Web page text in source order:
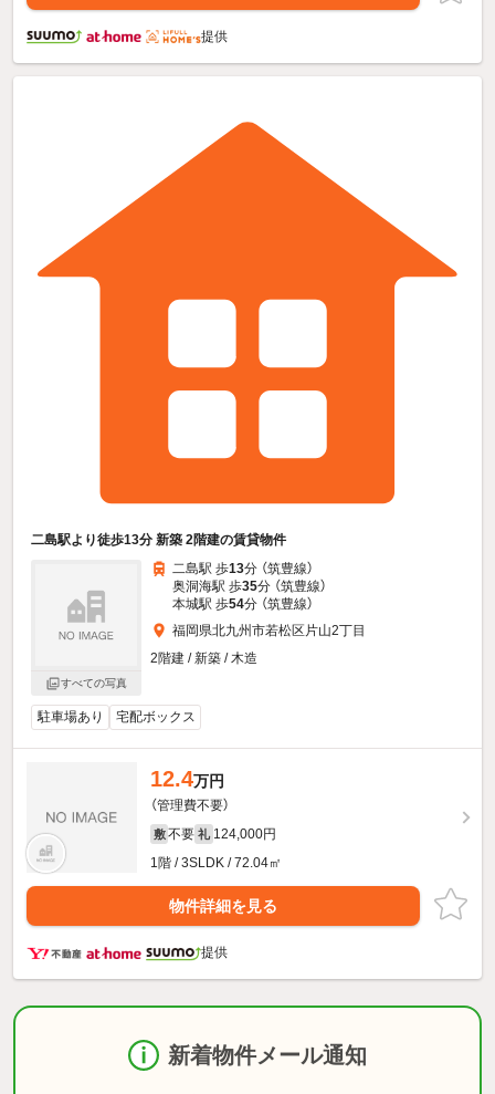
提供
二島駅より徒歩13分 新築 2階建の賃貸物件
すべての写真
二島駅 歩13分 （筑豊線）
奥洞海駅 歩35分 （筑豊線）
本城駅 歩54分 （筑豊線）
福岡県北九州市若松区片山2丁目
2階建 / 新築 / 木造
駐車場あり 宅配ボックス
12.4万円
（管理費不要）
敷 不要 礼 124,000円
1階 / 3SLDK / 72.04㎡
物件詳細を見る
提供
新着物件メール通知